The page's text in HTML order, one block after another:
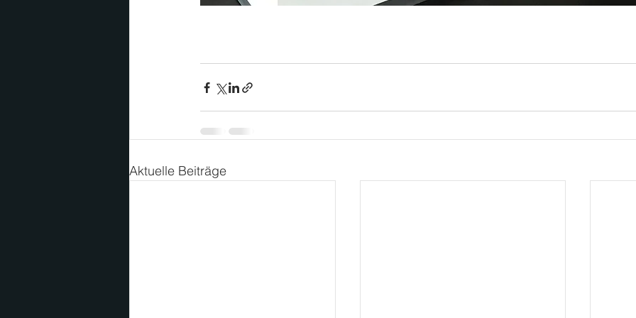
Aktuelle Beiträge